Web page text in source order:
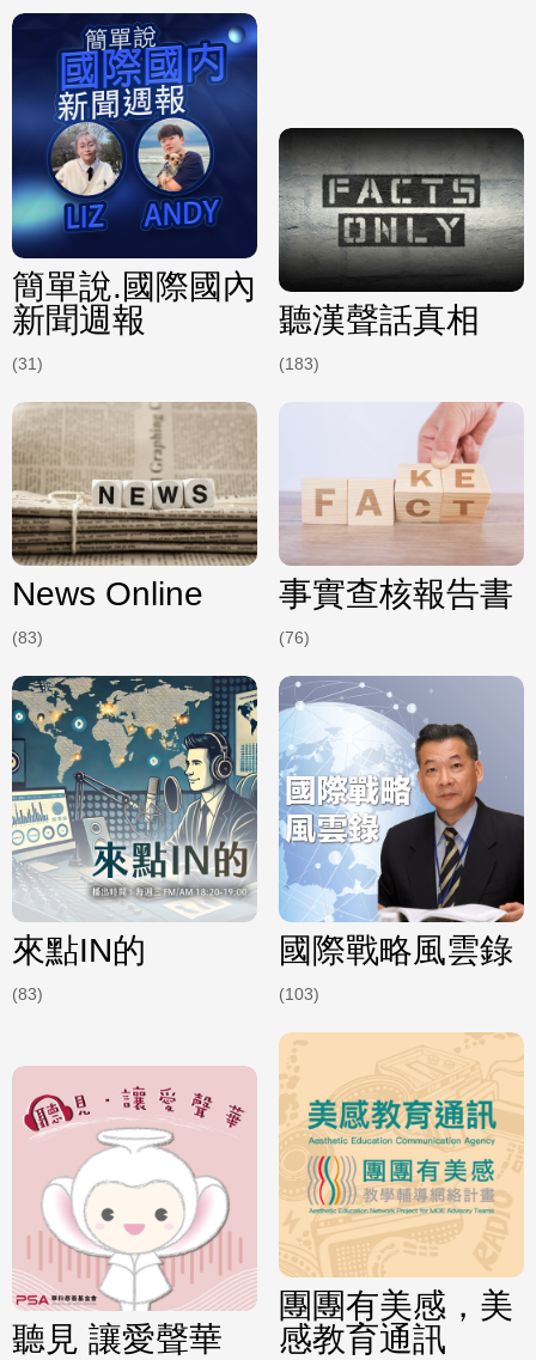
簡單說.國際國內
新聞週報
(31)
聽漢聲話真相
(183)
News Online
(83)
事實查核報告書
(76)
來點IN的
(83)
國際戰略風雲錄
(103)
聽見 讓愛聲華
團團有美感，美
感教育通訊